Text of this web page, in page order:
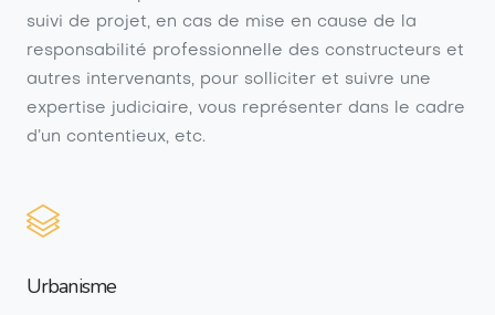
suivi de projet, en cas de mise en cause de la
responsabilité professionnelle des constructeurs et
autres intervenants, pour solliciter et suivre une
expertise judiciaire, vous représenter dans le cadre
d’un contentieux, etc.
Urbanisme